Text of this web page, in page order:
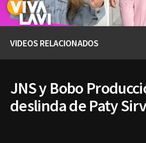
VIDEOS RELACIONADOS
JNS y Bobo
deslinda de Paty